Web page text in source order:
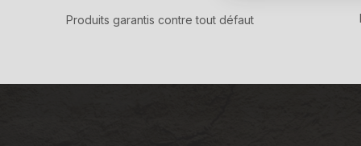
Produits garantis contre tout défaut